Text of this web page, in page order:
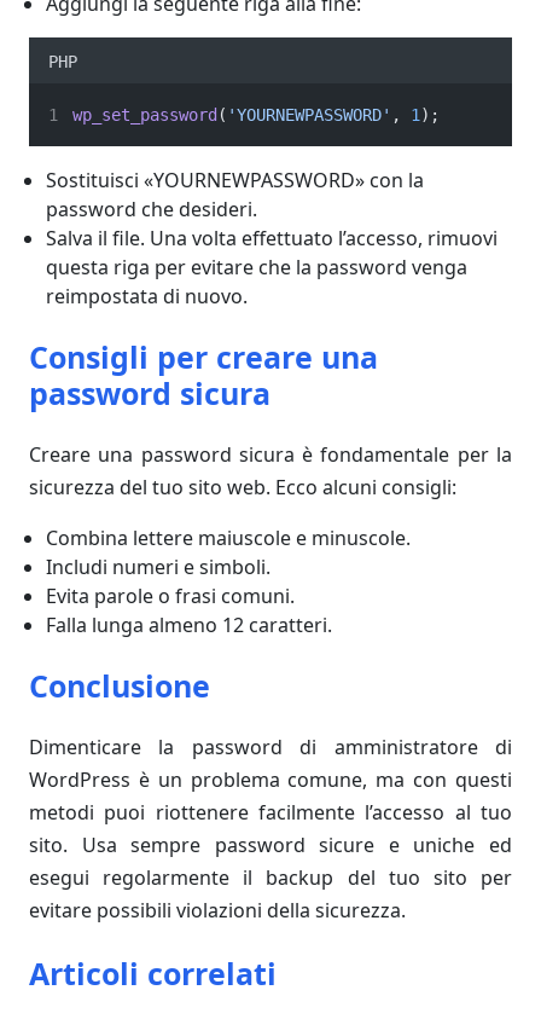
PHP
wp_set_password ( 'YOURNEWPASSWORD' , 1);
Sostituisci «YOURNEWPASSWORD» con la
password che desideri.
Salva il file. Una volta effettuato l’accesso, rimuovi
questa riga per evitare che la password venga
reimpostata di nuovo.
Consigli per creare una
password sicura
Creare una password sicura è fondamentale per la
sicurezza del tuo sito web. Ecco alcuni consigli:
Combina lettere maiuscole e minuscole.
Includi numeri e simboli.
Evita parole o frasi comuni.
Falla lunga almeno 12 caratteri.
Conclusione
Dimenticare la password di amministratore di
WordPress è un problema comune, ma con questi
metodi puoi riottenere facilmente l’accesso al tuo
sito. Usa sempre password sicure e uniche ed
esegui regolarmente il backup del tuo sito per
evitare possibili violazioni della sicurezza.
Articoli correlati